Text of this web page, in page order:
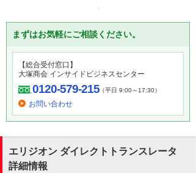
まずはお気軽にご相談ください。
【総合受付窓口】
大塚商会 インサイドビジネスセンター
0120-579-215（平日 9:00～17:30）
お問い合わせ
エリジオン ダイレクトトランスレータ
詳細情報